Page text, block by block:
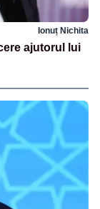
Ionuț Nichita
ajutorul lui